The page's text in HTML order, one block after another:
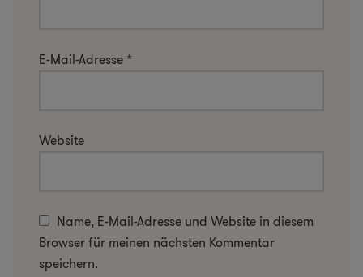
E-Mail-Adresse *
Website
Name, E-Mail-Adresse und Website in diesem
Browser für meinen nächsten Kommentar
speichern.